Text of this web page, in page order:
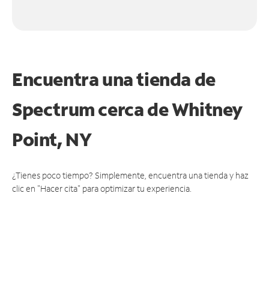
Encuentra una tienda de
Spectrumcerca de Whitney
Point, NY
¿Tienes poco tiempo? Simplemente, encuentra una tienda y haz
clic en "Hacer cita" para optimizar tu experiencia.